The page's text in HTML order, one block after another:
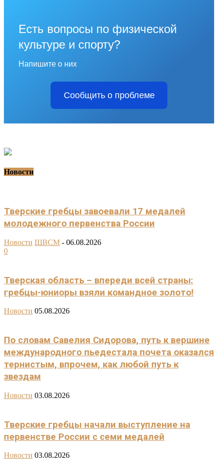
Есть вопросы по физической
культуре и спорту?
Напишите о них
Сообщить о проблеме
Новости
Тверские гребцы завоевали 17 медалей
молодежного первенства России
Новости ШВСМ - 06.08.2026
0
Тверская область – впереди всей страны:
гребцы-юниоры взяли командное золото!
Новости 05.08.2026
По словам Савелия Сидорова, путь к вершине
международного пьедестала почета оказался
тернистым, впрочем, как любой путь к
звездам
Новости 03.08.2026
Тверские гребцы начали выступление на
первенстве России с семи медалей
Новости 03.08.2026